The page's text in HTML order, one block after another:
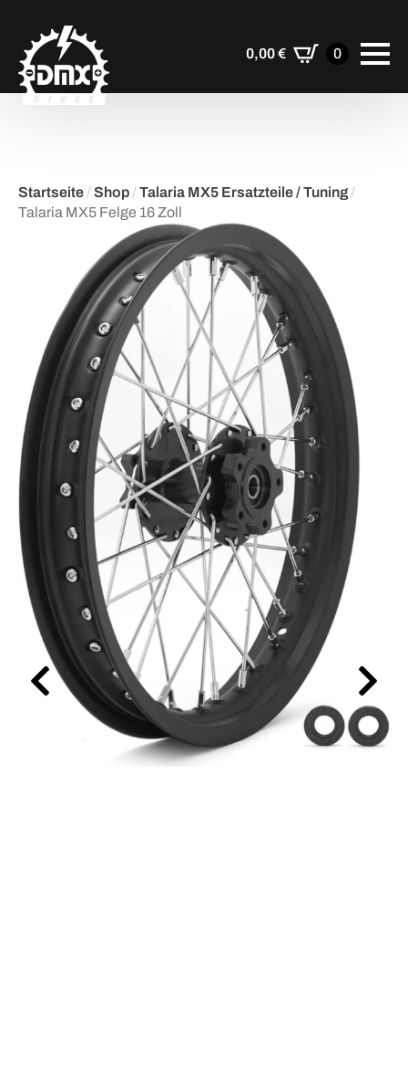
0,00€ 0
Startseite / Shop / Talaria MX5 Ersatzteile / Tuning /
Talaria MX5 Felge 16 Zoll